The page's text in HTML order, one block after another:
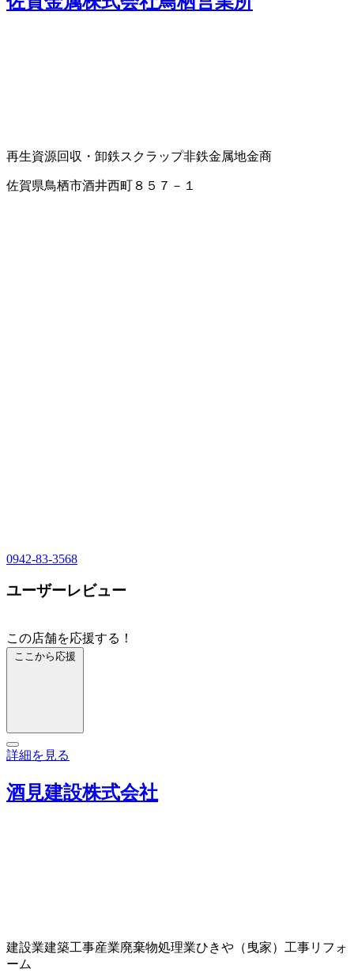
再生資源回収・卸鉄スクラップ非鉄金属地金商
佐賀県鳥栖市酒井西町８５７－１
0942-83-3568
ユーザーレビュー
この店舗を応援する！
ここから応援
詳細を見る
酒見建設株式会社
建設業建築工事産業廃棄物処理業ひきや（曳家）工事リフォ
ーム